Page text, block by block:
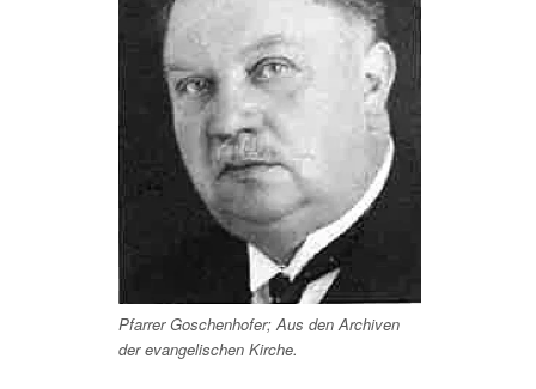
Pfarrer Goschenhofer; Aus den Archiven
der evangelischen Kirche.